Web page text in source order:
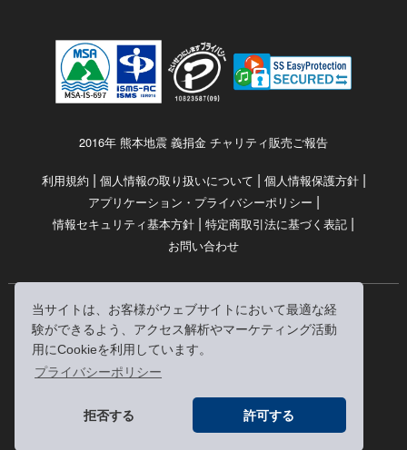
当サイトは、お客様がウェブサイトにおいて最適な経
験ができるよう、アクセス解析やマーケティング活動
用にCookieを利用しています。
プライバシーポリシー
拒否する 許可する
2016年 熊本地震 義捐金 チャリティ販売ご報告
利用規約 | 個人情報の取り扱いについて | 個人情報保護方針|
アプリケーション・プライバシーポリシー |
情報セキュリティ基本方針 | 特定商取引法に基づく表記 |
お問い合わせ
© RRJ Inc.
（kikubon/キクボン/きく本/きくほん/キクホン）は
株式会社RRJの登録商標です。